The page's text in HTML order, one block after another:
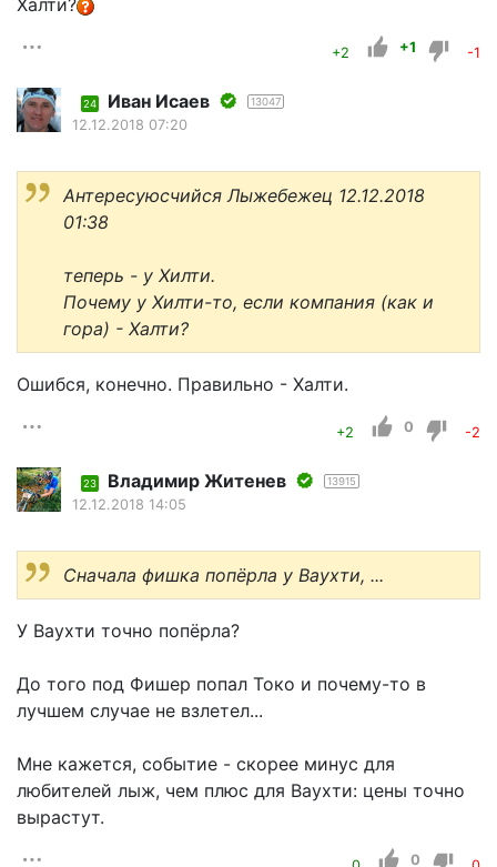
+2 +1 -1
24 Иван Исаев 13047
12.12.2018 07:20
Aнтересуюсчийся Лыжебежeц 12.12.2018
01:38
теперь - у Хилти.
Почему у Хилти-то, если компания (как и
гора) - Халти?
Ошибся, конечно. Правильно - Халти.
+2 0 -2
23 Владимир Житенев 13915
12.12.2018 14:05
Сначала фишка попёрла у Ваухти, ...
У Ваухти точно попёрла?
До того под Фишер попал Токо и почему-то в
лучшем случае не взлетел...
Мне кажется, событие - скорее минус для
любителей лыж, чем плюс для Ваухти: цены точно
вырастут.
0